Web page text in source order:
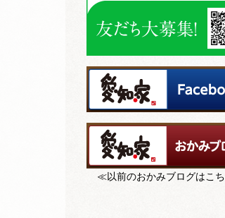
≪以前のおかみブログはこ